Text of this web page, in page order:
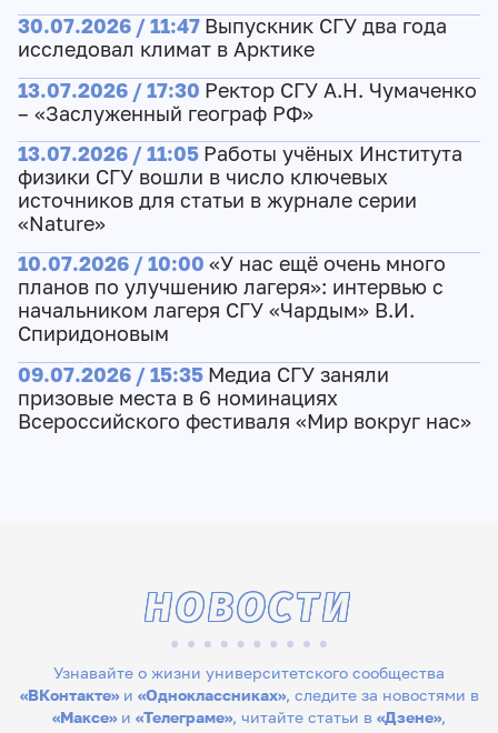
30.07.2026 / 11:47 Выпускник СГУ два года
исследовал климат в Арктике
13.07.2026 / 17:30 Ректор СГУ А.Н. Чумаченко
– «Заслуженный географ РФ»
13.07.2026 / 11:05 Работы учёных Института
физики СГУ вошли в число ключевых
источников для статьи в журнале серии
«Nature»
10.07.2026 / 10:00 «У нас ещё очень много
планов по улучшению лагеря»: интервью с
начальником лагеря СГУ «Чардым» В.И.
Спиридоновым
09.07.2026 / 15:35 Медиа СГУ заняли
призовые места в 6 номинациях
Всероссийского фестиваля «Мир вокруг нас»
Узнавайте о жизни университетского сообщества
«ВКонтакте»и «Одноклассниках», следите за новостями в
«Максе» и «Телеграме», читайте статьи в «Дзене»,
НОВОСТИ